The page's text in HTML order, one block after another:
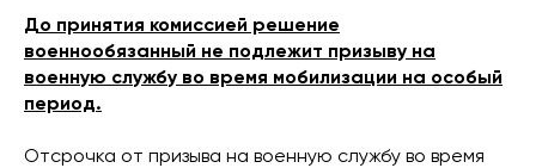
До принятия комиссией решение
военнообязанный не подлежит призыву на
военную службу во время мобилизации на особый
период.
Отсрочка от призыва на военную службу во время